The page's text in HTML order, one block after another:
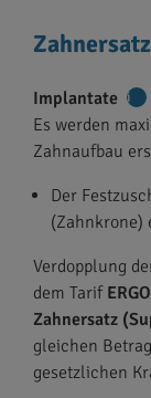
Zahnersatz
Implantate
Es werden
Zahnaufbau
Der
(Zahnkrone)
Verdopplung
dem Tarif
Zahnersatz
gleichen
gesetzlichen